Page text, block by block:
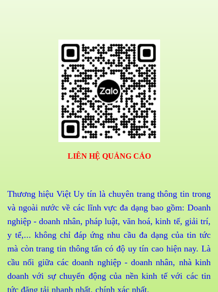
LIÊN HỆ QUẢNG CÁO
Thương hiệu Việt Uy tín là chuyên trang thông tin trong
và ngoài nước về các lĩnh vực đa dạng bao gồm: Doanh
nghiệp - doanh nhân, pháp luật, văn hoá, kinh tế, giải trí,
y tế,... không chỉ đáp ứng nhu cầu đa dạng của tin tức
mà còn trang tin thông tấn có độ uy tín cao hiện nay. Là
cầu nối giữa các doanh nghiệp - doanh nhân, nhà kinh
doanh với sự chuyển động của nền kinh tế với các tin
tức đăng tải nhanh nhất, chính xác nhất.